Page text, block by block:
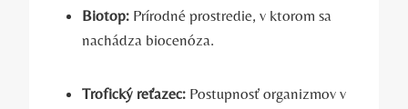
Biotop: Prírodné ⁢prostredie, v ktorom sa
nachádza biocenóza.
Trofický reťazec: Postupnosť organizmov v